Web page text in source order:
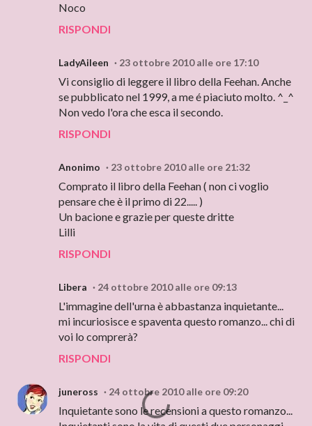
Noco
RISPONDI
LadyAileen 23 ottobre 2010 alle ore 17:10
Vi consiglio di leggere il libro della Feehan. Anche
se pubblicato nel 1999, a me é piaciuto molto. ^_^
Non vedo l'ora che esca il secondo.
RISPONDI
Anonimo 23 ottobre 2010 alle ore 21:32
Comprato il libro della Feehan ( non ci voglio
pensare che è il primo di 22..... )
Un bacione e grazie per queste dritte
Lilli
RISPONDI
Libera 24 ottobre 2010 alle ore 09:13
L'immagine dell'urna è abbastanza inquietante...
mi incuriosisce e spaventa questo romanzo... chi di
voi lo comprerà?
RISPONDI
juneross 24 ottobre 2010 alle ore 09:20
Inquietante sono le recensioni a questo romanzo...